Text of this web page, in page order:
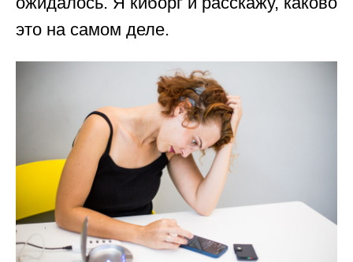
это на самом деле.